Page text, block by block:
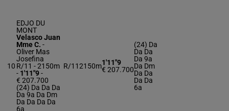
10
EDJO DU
MONT
Velasco Juan
Mme C. -
Oliver Mas
Josefina
R/11 - 2150m
- 1'11"9-
€ 207.700
(24) Da Da Da
Da 9a Da Dm
Da Da Da Da
6a
R/112150m1'11"9
€ 207.700
(24) Da
Da Da
Da 9a
Da Dm
Da Da
Da Da
6a